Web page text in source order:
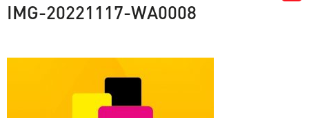
IMG-20221117-WA0008